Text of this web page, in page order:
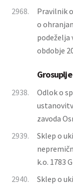
2968.
Pravilnik
o
podeželja
obdobje
Grosuplje
2938.
Odlok o
zavoda
2939.
Sklep o
k.o. 1783
2940.
Sklep o